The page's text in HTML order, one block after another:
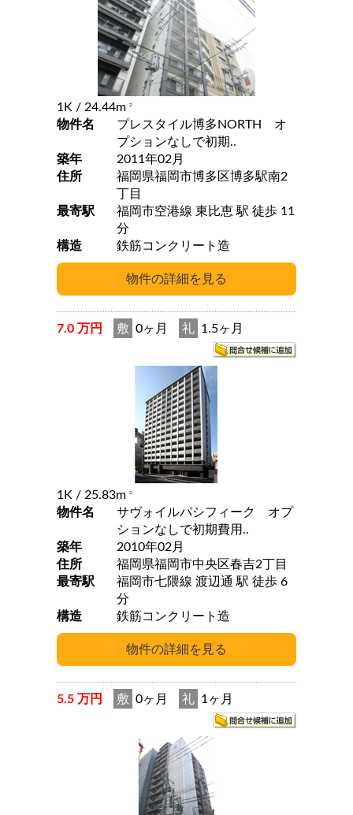
1K / 24.44m 2
物件名
プレスタイル博多NORTH オ
プションなしで初期..
築年
2011年02月
住所
福岡県福岡市博多区博多駅南2
丁目
最寄駅
福岡市空港線 東比恵 駅 徒歩 11
分
構造
鉄筋コンクリート造
7.0 万円 敷 0ヶ月 礼 1.5ヶ月
1K / 25.83m 2
物件名
サヴォイルパシフィーク オプ
ションなしで初期費用..
築年
2010年02月
住所
福岡県福岡市中央区春吉2丁目
最寄駅
福岡市七隈線 渡辺通 駅 徒歩 6
分
構造
鉄筋コンクリート造
5.5 万円 敷 0ヶ月 礼 1ヶ月